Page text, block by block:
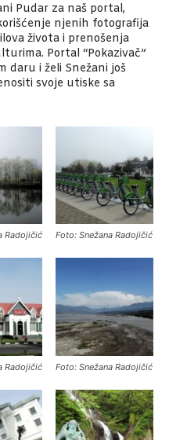
Pudar za naš portal,
njenih fotografija
života i prenošenja
Portal “Pokazivač”
daru i želi Snežani još
svoje utiske sa
Radojičić Foto: Snežana Radojičić
Radojičić Foto: Snežana Radojičić